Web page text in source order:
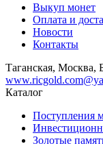
Выкуп монет
Оплата и
Новости
Контакты
Таганская,
Каталог
Поступления
Золотые